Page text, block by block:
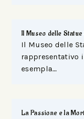
Il Museo delle
Il Museo delle
rappresentativo
esempla…
La Passione e la